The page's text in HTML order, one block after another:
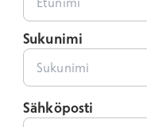
Sukunimi
Sähköposti